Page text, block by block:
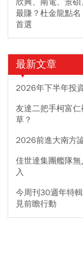
最賺？杜金龍點
首選
最新文章
2026年下半年投
友達二把手柯富
草？
2026前進大南方
佳世達集團艦隊
入
今周刊30週年特
見前瞻行動